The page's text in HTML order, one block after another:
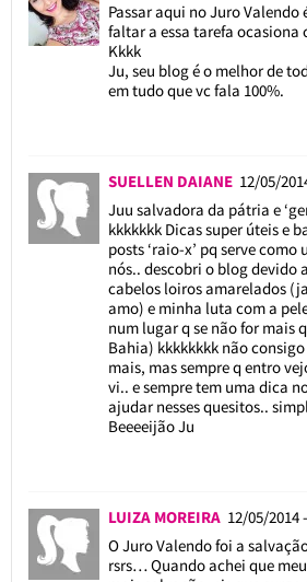
Passar aqui no Juro Valendo
faltar a essa tarefa ocasiona
Kkkk
Ju, seu blog é o melhor de
em tudo que vc fala 100%.
SUELLEN DAIANE 12/05/
Juu salvadora da pátria e
kkkkkkk Dicas super úteis e
posts ‘raio-x’ pq serve
nós.. descobri o blog devido
cabelos loiros amarelados
amo) e minha luta com a
num lugar q se não for mais
Bahia) kkkkkkkk não
mais, mas sempre q entro
vi.. e sempre tem uma dica
ajudar nesses quesitos..
Beeeeijão Ju
LUIZA MOREIRA 12/05/2014
O Juro Valendo foi a
rsrs… Quando achei que